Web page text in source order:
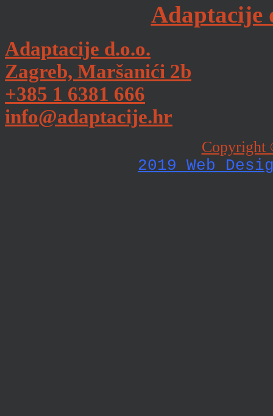
Adaptacije
Adaptacije d.o.o.
Zagreb, Maršanići 2b
+385 1 6381 666
info@adaptacije.hr
Copyright
2019 Web